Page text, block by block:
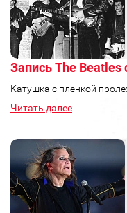
Запись The Beatles
Катушка с пленкой
Читать далее